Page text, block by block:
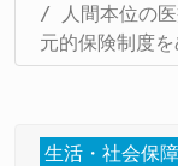
人間本位の
元的保険制度を
生活・社会保障